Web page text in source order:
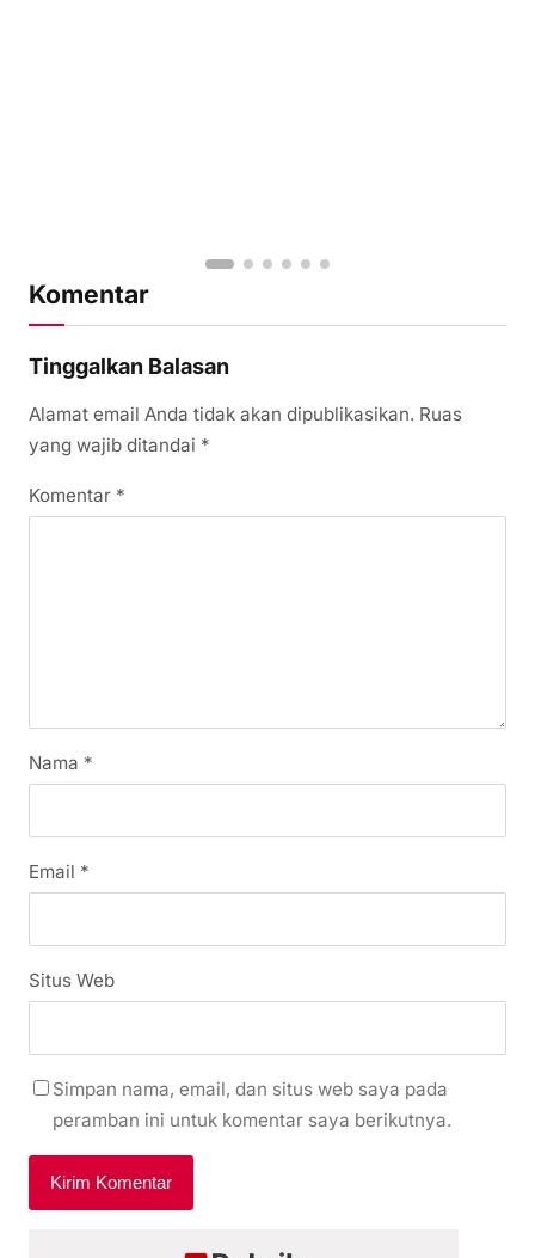
Komentar
Tinggalkan Balasan
Alamat email Anda tidak akan dipublikasikan. Ruas
yang wajib ditandai *
Komentar *
Nama *
Email *
Situs Web
Simpan nama, email, dan situs web saya pada
peramban ini untuk komentar saya berikutnya.